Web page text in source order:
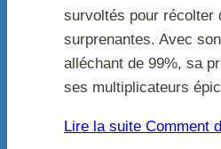
survoltés pour récolter
surprenantes. Avec
alléchant de 99%, sa
ses multiplicateurs
Lire la suite Comment